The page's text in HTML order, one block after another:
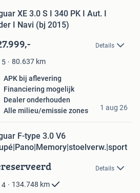
XE 3.0 S I 340 PK I Aut. I
I Navi (bj 2015)
Details
80.637 km
APK bij aflevering
Financiering mogelijk
Dealer onderhouden
Alle milieu/emissie zones
1 aug 26
F-type 3.0 V6
Details
134.748 km